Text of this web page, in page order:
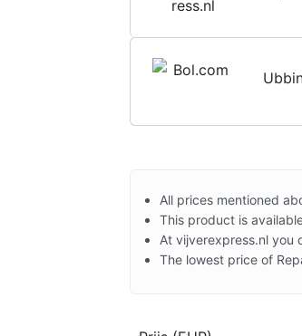
All prices mentioned
This product is
At vijverexpress.nl you
The lowest price of